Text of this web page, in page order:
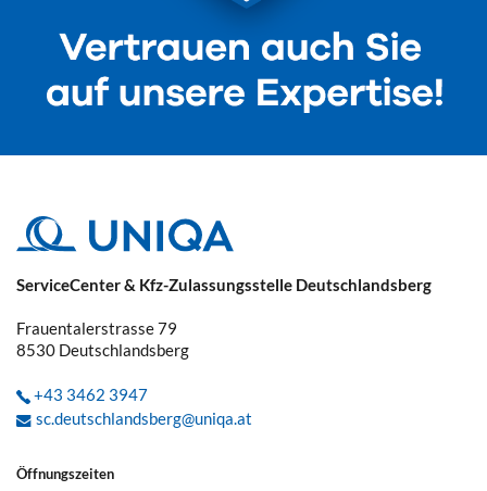
ServiceCenter & Kfz-Zulassungsstelle Deutschlandsberg
Frauentalerstrasse 79
8530 Deutschlandsberg
+43 3462 3947
sc.deutschlandsberg@uniqa.at
Öffnungszeiten